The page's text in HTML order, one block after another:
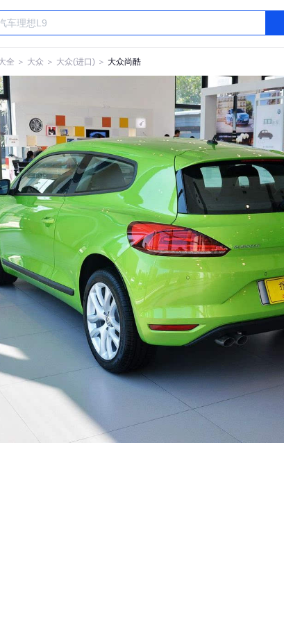
全 ＞ 大众 ＞ 大众(进口) ＞ 大众尚酷